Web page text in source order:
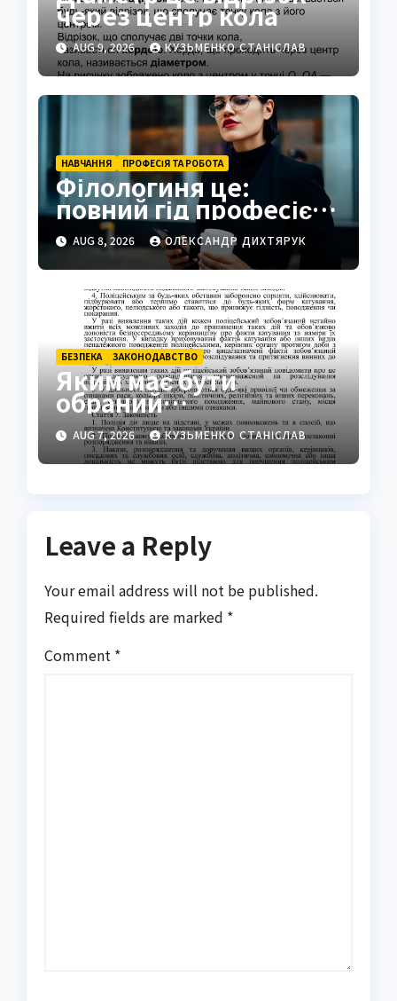
через центр кола
AUG 9, 2026 КУЗЬМЕНКО СТАНІСЛАВ
НАВЧАННЯ ПРОФЕСІЯ ТА РОБОТА
Філологиня це:
повний гід професією,
освітою та кар’єрою
AUG 8, 2026 ОЛЕКСАНДР ДИХТЯРУК
БЕЗПЕКА ЗАКОНОДАВСТВО
Яким має бути
обраний
поліцейський захід:
ключові вимоги
закону
AUG 7, 2026 КУЗЬМЕНКО СТАНІСЛАВ
Leave a Reply
Your email address will not be published.
Required fields are marked *
Comment *